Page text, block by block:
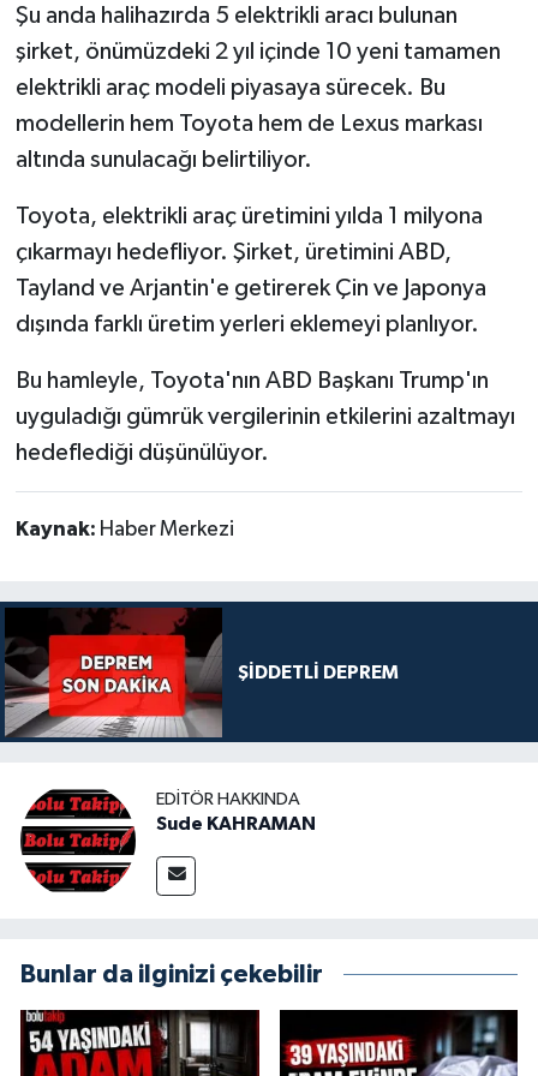
Şu anda halihazırda 5 elektrikli aracı bulunan
şirket, önümüzdeki 2 yıl içinde 10 yeni tamamen
elektrikli araç modeli piyasaya sürecek. Bu
modellerin hem Toyota hem de Lexus markası
altında sunulacağı belirtiliyor.
Toyota, elektrikli araç üretimini yılda 1 milyona
çıkarmayı hedefliyor. Şirket, üretimini ABD,
Tayland ve Arjantin'e getirerek Çin ve Japonya
dışında farklı üretim yerleri eklemeyi planlıyor.
Bu hamleyle, Toyota'nın ABD Başkanı Trump'ın
uyguladığı gümrük vergilerinin etkilerini azaltmayı
hedeflediği düşünülüyor.
Kaynak: Haber Merkezi
ŞİDDETLİ DEPREM
EDITÖR HAKKINDA
Sude KAHRAMAN
Bunlar da ilginizi çekebilir